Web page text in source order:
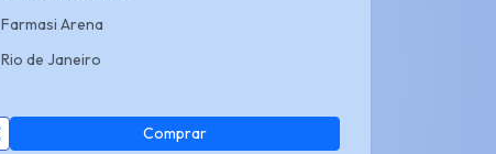
Farmasi Arena
Rio de Janeiro
Comprar